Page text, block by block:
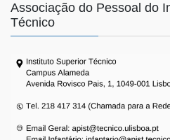
Associação do Pessoal do
Técnico